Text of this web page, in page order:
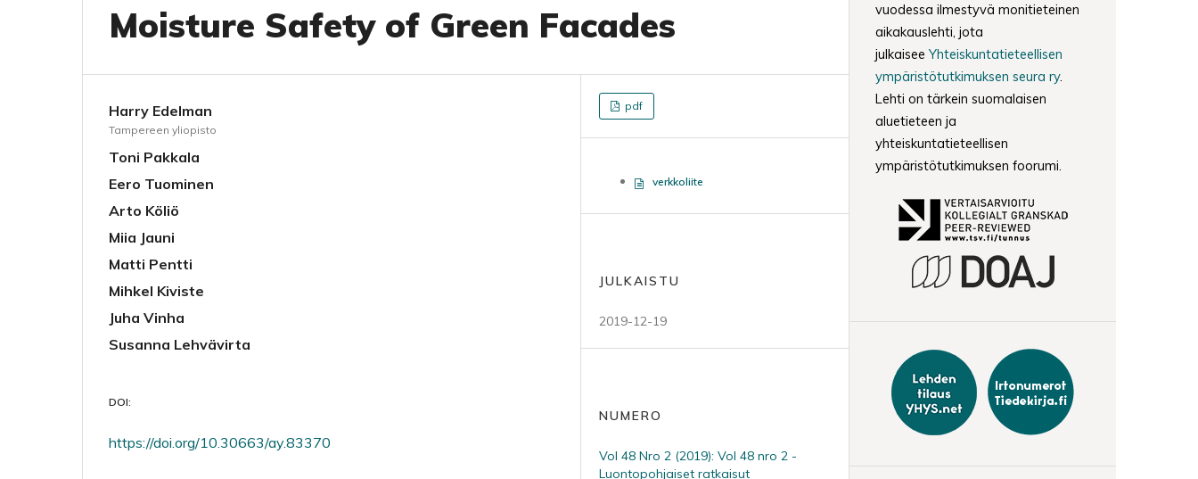
Moisture Safety of Green Facades
Harry Edelman
Tampereen yliopisto
Toni Pakkala
Eero Tuominen
Arto Köliö
Miia Jauni
Matti Pentti
Mihkel Kiviste
Juha Vinha
Susanna Lehvävirta
DOI:
https://doi.org/10.30663/ay.83370
pdf
verkkoliite
JULKAISTU
2019-12-19
NUMERO
Vol 48 Nro 2 (2019): Vol 48 nro 2 -
Luontopohjaiset ratkaisut
vuodessa ilmestyvä monitieteinen
aikakauslehti, jota
julkaisee Yhteiskuntatieteellisen
ympäristötutkimuksen seura ry.
Lehti on tärkein suomalaisen
aluetieteen ja
yhteiskuntatieteellisen
ympäristötutkimuksen foorumi.